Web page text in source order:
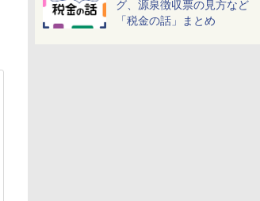
グ、源泉徴収票の見方など
「税金の話」まとめ